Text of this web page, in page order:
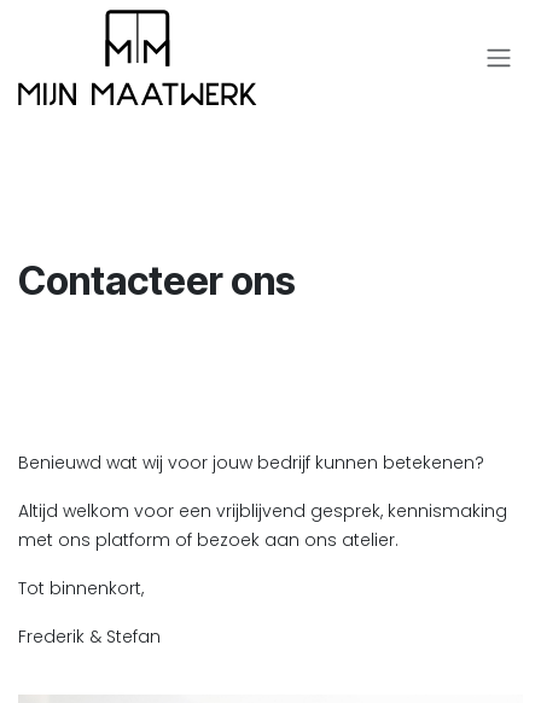
Overslaan naar inhoud
Contacteer ons
Benieuwd wat wij voor jouw bedrijf kunnen betekenen?
Altijd welkom voor een vrijblijvend gesprek, kennismaking
met ons platform of bezoek aan ons atelier.
Tot binnenkort,
Frederik & Stefan